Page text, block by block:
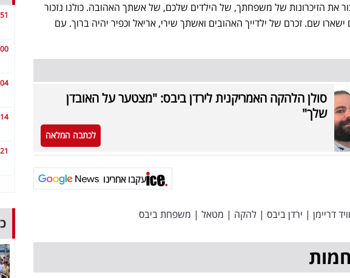
את הזיכרונות של משפחתך, של הילדים שלכם, של אשתך האהובה. כולנו נזכור
שם. זכרם של ילדייך האהובים ואשתך שירי, אריאל וכפיר יהיה ברוך. עם
סולן הלהקה האמריקנית לירדן ביבס: "מצטער על האובדן
שלך"
לכתבה המלאה
עקבו אחרינו
דריימן | ירדן ביבס | להקה | מטאל | משפחת ביבס